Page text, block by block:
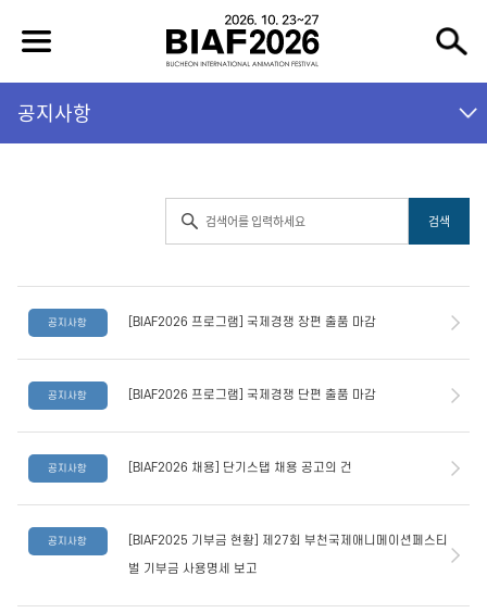
공지사항
공지사항 [BIAF2026 프로그램] 국제경쟁 장편 출품 마감
공지사항 [BIAF2026 프로그램] 국제경쟁 단편 출품 마감
공지사항 [BIAF2026 채용] 단기스탭 채용 공고의 건
공지사항
[BIAF2025 기부금 현황] 제27회 부천국제애니메이션페스티
벌 기부금 사용명세 보고